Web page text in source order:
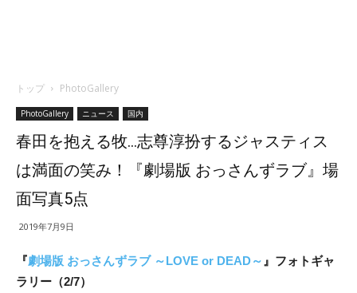
トップ PhotoGallery
PhotoGallery ニュース 国内
春田を抱える牧…志尊淳扮するジャスティス
は満面の笑み！『劇場版 おっさんずラブ』場
面写真5点
2019年7月9日
『劇場版 おっさんずラブ ～LOVE or DEAD～ 』フォトギャ
ラリー（2/7）